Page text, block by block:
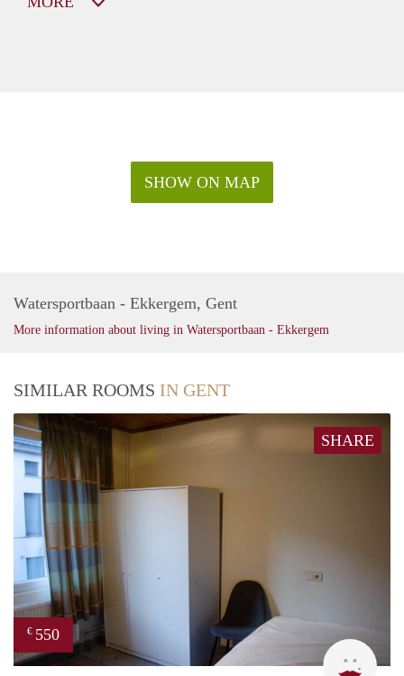
SHOW ON MAP
Watersportbaan - Ekkergem, Gent
More information about living in Watersportbaan - Ekkergem
SIMILAR ROOMS IN GENT
SHARE
€ 550